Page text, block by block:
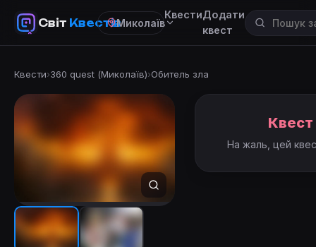
Світ КвестівМиколаїв
КвестиДодати
квест
Квести›360 quest (Миколаїв)›Обитель зла
Квест
На жаль, цей